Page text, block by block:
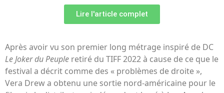
Lire l'article complet
Après avoir vu son premier long métrage inspiré de DC
Le Joker du Peuple retiré du TIFF 2022 à cause de ce que le
festival a décrit comme des « problèmes de droite »,
Vera Drew a obtenu une sortie nord-américaine pour le